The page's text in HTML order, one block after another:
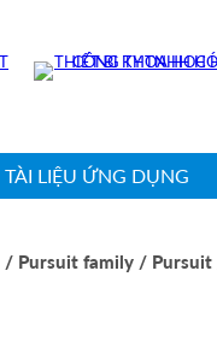
TÀI LIỆU ỨNG DỤNG
/ Pursuit family / Pursuit